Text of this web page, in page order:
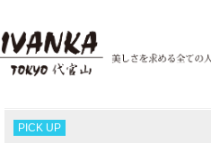
PICK UP